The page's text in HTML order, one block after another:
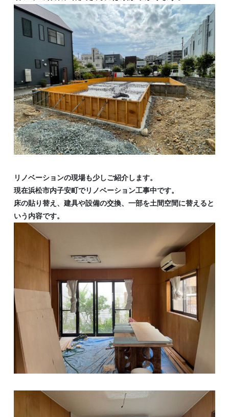
リノベーションの現場も少しご紹介します。
現在浜松市内子安町でリノベーション工事中です。
床の貼り替え、建具や設備の交換、一部を土間空間に替えると
いう内容です。